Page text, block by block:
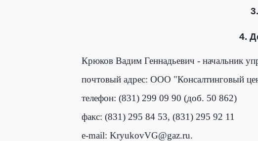
4.
Крюков Вадим Геннадьевич - начальник
почтовый адрес: ООО "Консалтинговый
телефон: (831) 299 09 90 (доб. 50 862)
факс: (831) 295 84 53, (831) 295 92 11
e-mail: KryukovVG@gaz.ru.